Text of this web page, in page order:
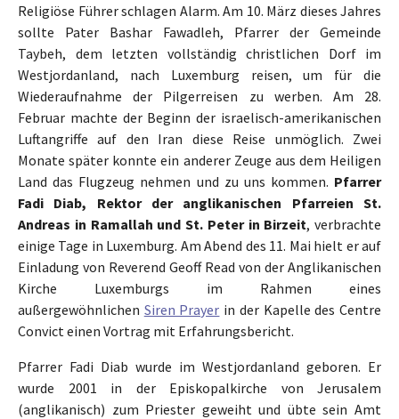
Religiöse Führer schlagen Alarm. Am 10. März dieses Jahres
sollte Pater Bashar Fawadleh, Pfarrer der Gemeinde
Taybeh, dem letzten vollständig christlichen Dorf im
Westjordanland, nach Luxemburg reisen, um für die
Wiederaufnahme der Pilgerreisen zu werben. Am 28.
Februar machte der Beginn der israelisch-amerikanischen
Luftangriffe auf den Iran diese Reise unmöglich. Zwei
Monate später konnte ein anderer Zeuge aus dem Heiligen
Land das Flugzeug nehmen und zu uns kommen. Pfarrer
Fadi Diab, Rektor der anglikanischen Pfarreien St.
Andreas in Ramallah und St. Peter in Birzeit, verbrachte
einige Tage in Luxemburg. Am Abend des 11. Mai hielt er auf
Einladung von Reverend Geoff Read von der Anglikanischen
Kirche Luxemburgs im Rahmen eines
außergewöhnlichen Siren Prayer in der Kapelle des Centre
Convict einen Vortrag mit Erfahrungsbericht.
Pfarrer Fadi Diab wurde im Westjordanland geboren. Er
wurde 2001 in der Episkopalkirche von Jerusalem
(anglikanisch) zum Priester geweiht und übte sein Amt